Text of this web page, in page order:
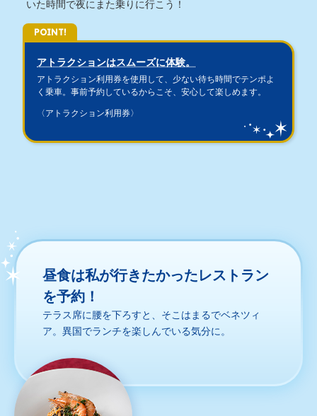
いた時間で夜にまた乗りに行こう！
POINT!
アトラクションはスムーズに体験。
アトラクション利用券を使用して、少ない待ち時間でテンポよ
く乗車。事前予約しているからこそ、安心して楽しめます。
〈アトラクション利用券〉
昼食は私が行きたかったレストラン
を予約！
テラス席に腰を下ろすと、そこはまるでベネツィ
ア。異国でランチを楽しんでいる気分に。